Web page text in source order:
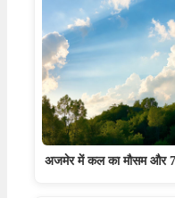
अजमेर में कल का मौसम और 7